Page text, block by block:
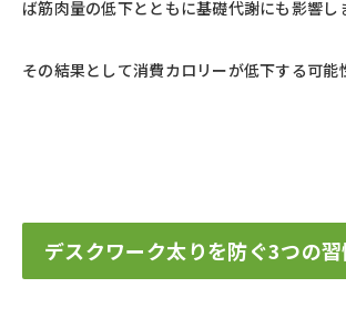
ば筋肉量の低下とともに基礎代謝にも影響し
その結果として消費カロリーが低下する可能
デスクワーク太りを防ぐ3つの